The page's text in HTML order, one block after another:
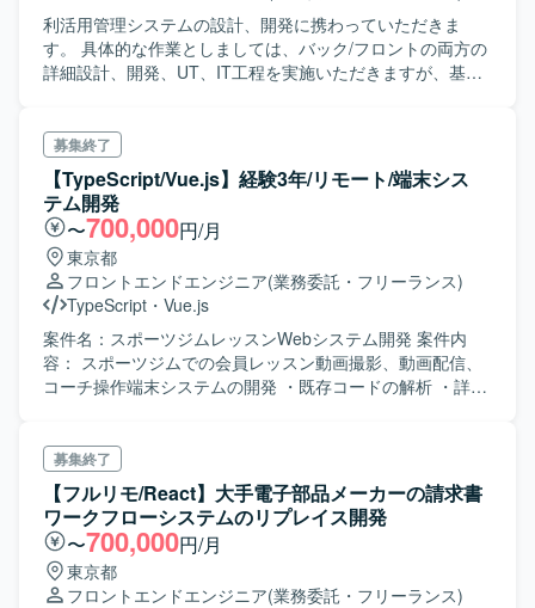
利活用管理システムの設計、開発に携わっていただきま
す。 具体的な作業としましては、バック/フロントの両方の
詳細設計、開発、UT、IT工程を実施いただきますが、基本
募集終了
【TypeScript/Vue.js】経験3年/リモート/端末シス
テム開発
〜700,000円/月
東京都
フロントエンドエンジニア(業務委託・フリーランス)
TypeScript ・ Vue.js
案件名：スポーツジムレッスンWebシステム開発 案件内
容： スポーツジムでの会員レッスン動画撮影、動画配信、
コーチ操作端末システムの開発 ・既存コードの解析 ・詳細
詳細設計～結合試験
募集終了
【フルリモ/React】大手電子部品メーカーの請求書
ワークフローシステムのリプレイス開発
〜700,000円/月
東京都
フロントエンドエンジニア(業務委託・フリーランス)